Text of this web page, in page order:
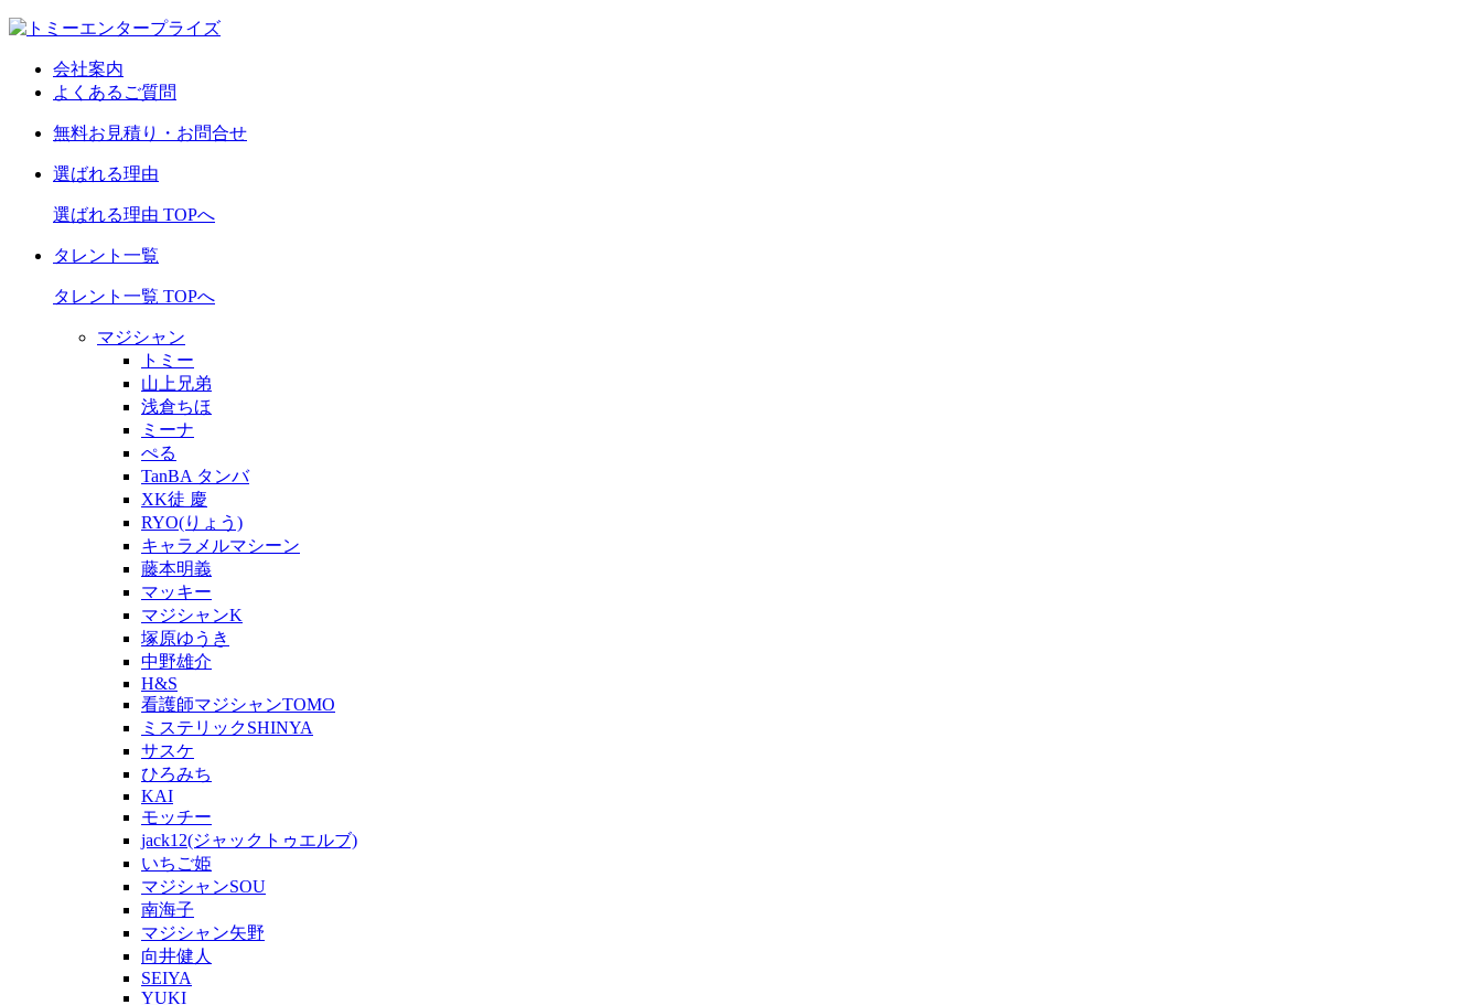
会社案内
よくあるご質問
無料お見積り・お問合せ
選ばれる理由
選ばれる理由 TOPへ
タレント一覧
タレント一覧 TOPへ
マジシャン
トミー
山上兄弟
浅倉ちほ
ミーナ
ぺる
TanBA タンバ
XK徒 慶
RYO(りょう)
キャラメルマシーン
藤本明義
マッキー
マジシャンK
塚原ゆうき
中野雄介
H&S
看護師マジシャンTOMO
ミステリックSHINYA
サスケ
ひろみち
KAI
モッチー
jack12(ジャックトゥエルブ)
いちご姫
マジシャンSOU
南海子
マジシャン矢野
向井健人
SEIYA
YUKI